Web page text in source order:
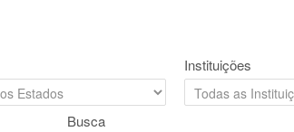
Instituições
Busca